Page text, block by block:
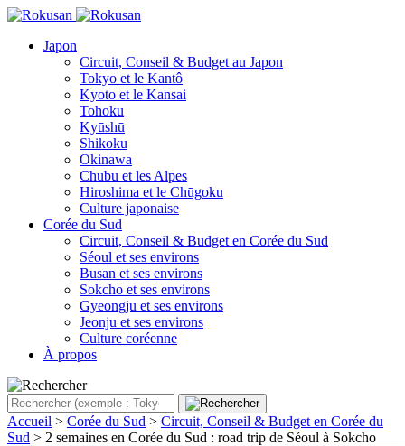
Japon
Circuit, Conseil & Budget au Japon
Tokyo et le Kantô
Kyoto et le Kansai
Tohoku
Kyūshū
Shikoku
Okinawa
Chūbu et les Alpes
Hiroshima et le Chūgoku
Culture japonaise
Corée du Sud
Circuit, Conseil & Budget en Corée du Sud
Séoul et ses environs
Busan et ses environs
Sokcho et ses environs
Gyeongju et ses environs
Jeonju et ses environs
Culture coréenne
À propos
Accueil > Corée du Sud > Circuit, Conseil & Budget en Corée du
Sud > 2 semaines en Corée du Sud : road trip de Séoul à Sokcho